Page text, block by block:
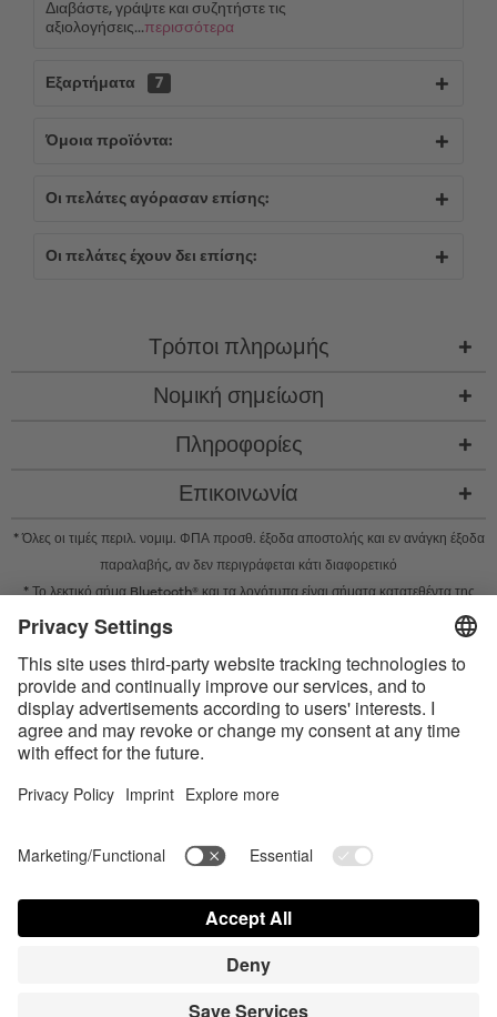
Διαβάστε, γράψτε και συζητήστε τις
αξιολογήσεις...περισσότερα
Εξαρτήματα 7
Όμοια προϊόντα:
Οι πελάτες αγόρασαν επίσης:
Οι πελάτες έχουν δει επίσης:
Τρόποι πληρωμής
Νομική σημείωση
Πληροφορίες
Επικοινωνία
* Όλες οι τιμές περιλ. νομιμ. ΦΠΑ προσθ. έξοδα αποστολής και εν ανάγκη έξοδα
παραλαβής, αν δεν περιγράφεται κάτι διαφορετικό
* Το λεκτικό σήμα Bluetooth® και τα λογότυπα είναι σήματα κατατεθέντα της
Bluetooth SIG, Inc. και η χρήση τέτοιων σημάτων από την Satisfyer GmbH
Το Apple, το λογότυπο Apple και το Apple Watch είναι εμπορικά σήματα της
Apple Inc. Το Google Play και το λογότυπο του Google Play είναι εμπορικά
σήματα της Google LLC.
Contact us today
Επικοινωνία